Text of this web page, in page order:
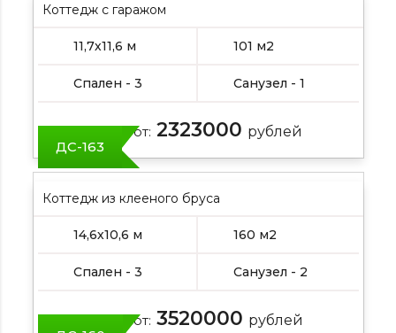
Коттедж с гаражом
11,7х11,6 м 101 м2
Спален - 3 Санузел - 1
Цена от: 2323000 рублей
ДС-163
Коттедж из клееного бруса
14,6х10,6 м 160 м2
Спален - 3 Санузел - 2
Цена от: 3520000 рублей